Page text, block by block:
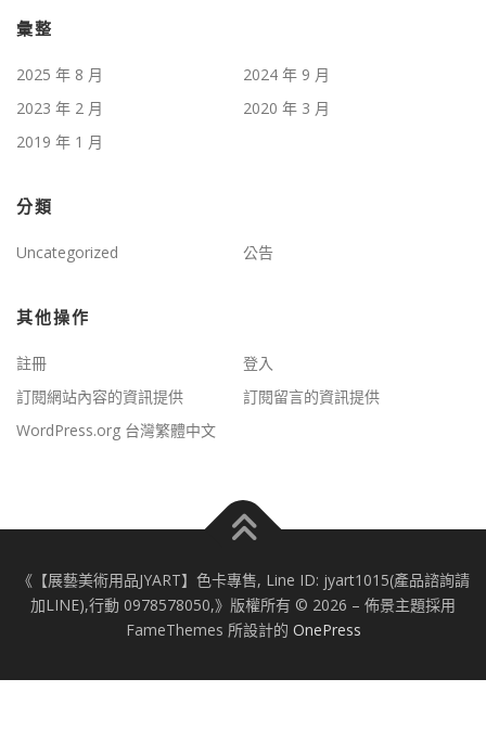
彙整
2025 年 8 月
2024 年 9 月
2023 年 2 月
2020 年 3 月
2019 年 1 月
分類
Uncategorized 公告
其他操作
註冊
登入
訂閱網站內容的資訊提供
訂閱留言的資訊提供
WordPress.org 台灣繁體中文
《【展藝美術用品JYART】色卡專售, Line ID: jyart1015(產品諮詢請
加LINE),行動 0978578050,》版權所有 © 2026 – 佈景主題採用
FameThemes 所設計的 OnePress